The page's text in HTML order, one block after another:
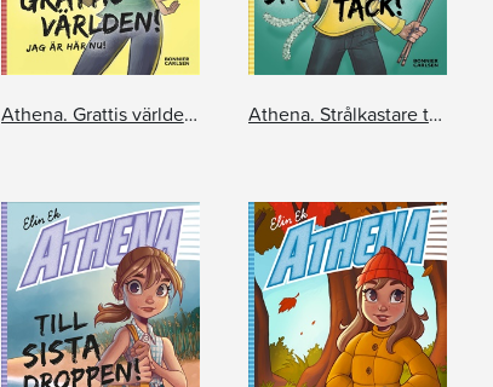
Athena. Grattis världen! Jag är här nu! Athena. Strålkastare tack!